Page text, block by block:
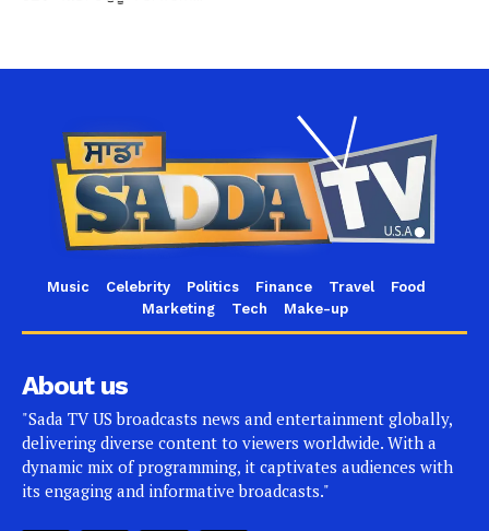
Music Celebrity Politics Finance Travel
Food
Marketing
Tech Make-up
About us
"Sada TV US broadcasts news and entertainment globally,
delivering diverse content to viewers worldwide. With a
dynamic mix of programming, it captivates audiences with
its engaging and informative broadcasts."